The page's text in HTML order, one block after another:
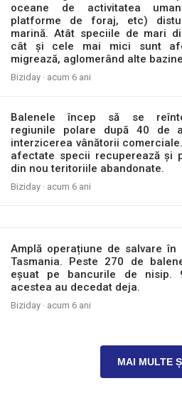
oceane de activitatea
platforme de foraj, etc)
marină. Atât speciile de mari
cât și cele mai mici sunt
migrează, aglomerând alte
Biziday · acum 6 ani
Balenele încep să se
regiunile polare după 40 de
interzicerea vânătorii
afectate specii recuperează și
din nou teritoriile abandonate.
Biziday · acum 6 ani
Amplă operațiune de salvare în
Tasmania. Peste 270 de
eșuat pe bancurile de nisip.
acestea au decedat deja.
Biziday · acum 6 ani
MAI MULTE